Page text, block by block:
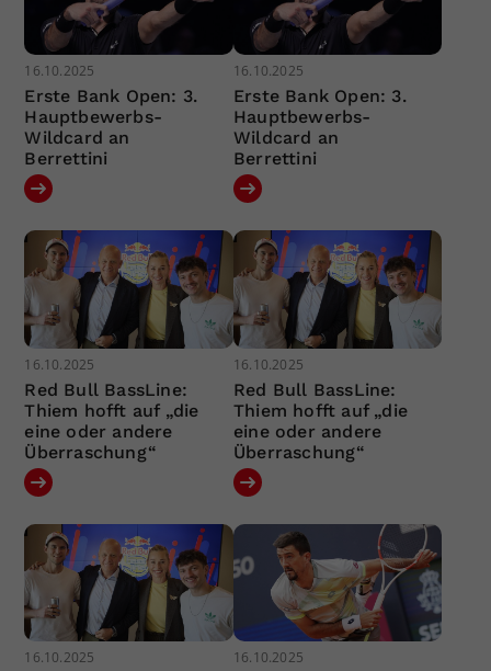
16.10.2025
Erste Bank Open: 3.
Hauptbewerbs-
Wildcard an
Berrettini
16.10.2025
Erste Bank Open: 3.
Hauptbewerbs-
Wildcard an
Berrettini
16.10.2025
Red Bull BassLine:
Thiem hofft auf „die
eine oder andere
Überraschung“
16.10.2025
Red Bull BassLine:
Thiem hofft auf „die
eine oder andere
Überraschung“
16.10.2025 16.10.2025